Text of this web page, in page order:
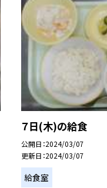
７日(木)の給食
公開日 2024/03/07
更新日 2024/03/07
給食室